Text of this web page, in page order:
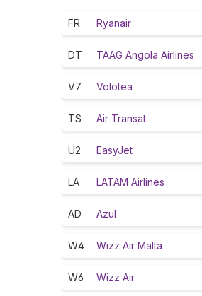
FR Ryanair
DT TAAG Angola Airlines
V7 Volotea
TS Air Transat
U2 EasyJet
LA LATAM Airlines
AD Azul
W4 Wizz Air Malta
W6 Wizz Air